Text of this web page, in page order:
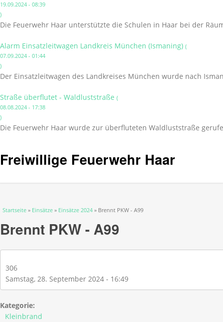
19.09.2024 - 08:39
)
Die Feuerwehr Haar unterstützte die Schulen in Haar bei der
Alarm Einsatzleitwagen Landkreis München (Ismaning) (
07.09.2024 - 01:44
)
Der Einsatzleitwagen des Landkreises München wurde nach
Straße überflutet - Waldluststraße (
08.08.2024 - 17:38
)
Die Feuerwehr Haar wurde zur überfluteten Waldluststraße
Freiwillige Feuerwehr Haar
Sie sind hier
Startseite » Einsätze » Einsätze 2024 » Brennt PKW - A99
Brennt PKW - A99
306
Samstag, 28. September 2024 - 16:49
Kategorie:
Kleinbrand